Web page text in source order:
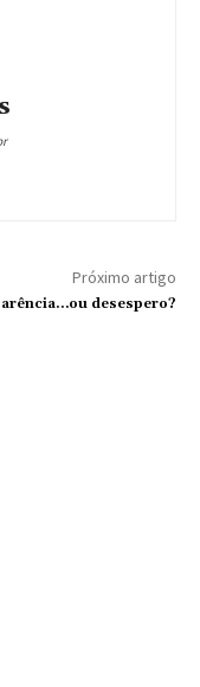
Próximo artigo
desespero?